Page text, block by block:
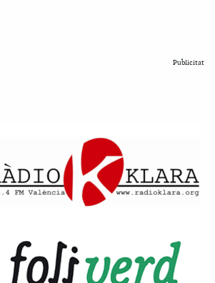
Publicitat